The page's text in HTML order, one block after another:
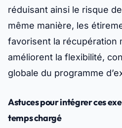
réduisant ainsi le risque
même manière, les
favorisent la récupération
améliorent la flexibilité,
globale du programme
Astuces pour intégrer ces
temps chargé